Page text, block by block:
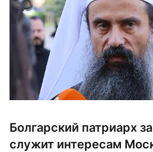
Болгарский патриарх
служит интересам